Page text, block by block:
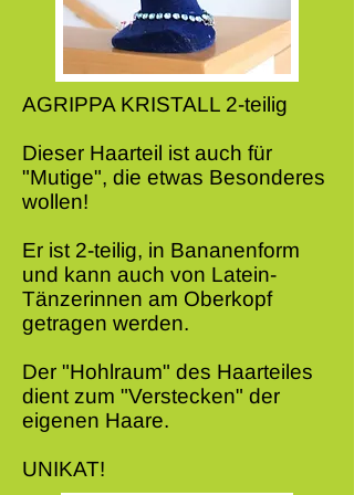
AGRIPPA KRISTALL 2-teilig
Dieser Haarteil ist auch für
"Mutige", die etwas Besonderes
wollen!
Er ist 2-teilig, in Bananenform
und kann auch von Latein-
Tänzerinnen am Oberkopf
getragen werden.
Der "Hohlraum" des Haarteiles
dient zum "Verstecken" der
eigenen Haare.
UNIKAT!